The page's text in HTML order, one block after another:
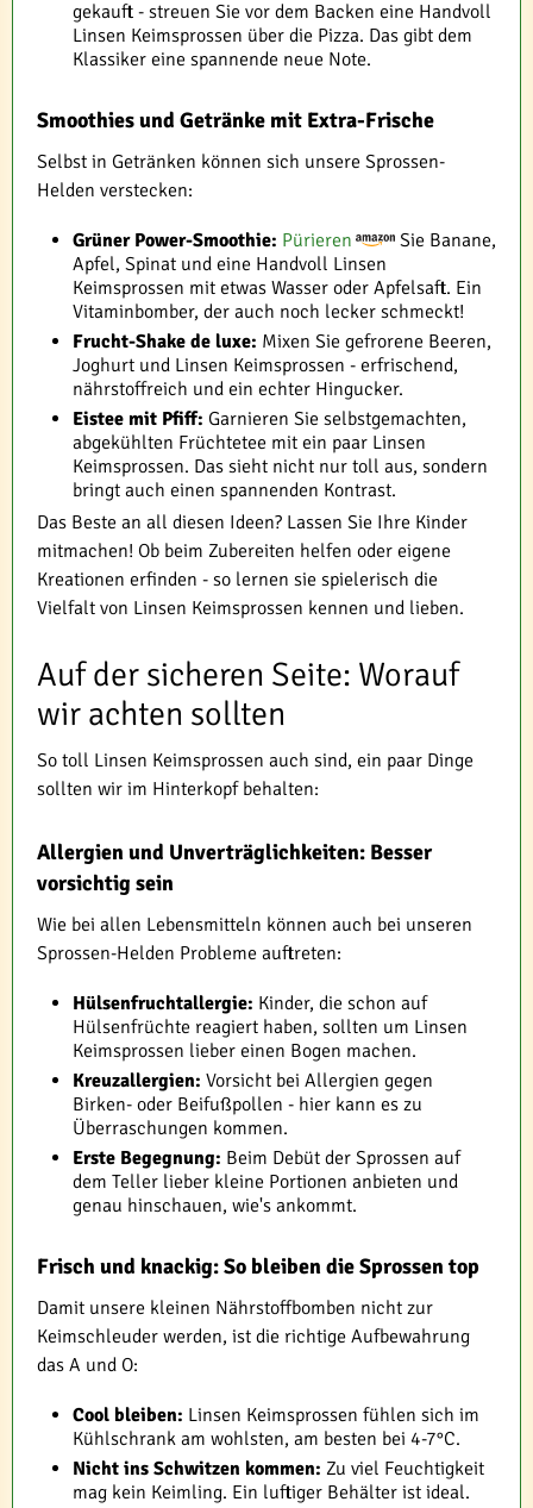
gekauft - streuen Sie vor dem Backen eine Handvoll
Linsen Keimsprossen über die Pizza. Das gibt dem
Klassiker eine spannende neue Note.
Smoothies und Getränke mit Extra-Frische
Selbst in Getränken können sich unsere Sprossen-
Helden verstecken:
Grüner Power-Smoothie: Pürieren
Sie Banane,
Apfel, Spinat und eine Handvoll Linsen
Keimsprossen mit etwas Wasser oder Apfelsaft. Ein
Vitaminbomber, der auch noch lecker schmeckt!
Frucht-Shake de luxe: Mixen Sie gefrorene Beeren,
Joghurt und Linsen Keimsprossen - erfrischend,
nährstoffreich und ein echter Hingucker.
Eistee mit Pfiff: Garnieren Sie selbstgemachten,
abgekühlten Früchtetee mit ein paar Linsen
Keimsprossen. Das sieht nicht nur toll aus, sondern
bringt auch einen spannenden Kontrast.
Das Beste an all diesen Ideen? Lassen Sie Ihre Kinder
mitmachen! Ob beim Zubereiten helfen oder eigene
Kreationen erfinden - so lernen sie spielerisch die
Vielfalt von Linsen Keimsprossen kennen und lieben.
Auf der sicheren Seite: Worauf
wir achten sollten
So toll Linsen Keimsprossen auch sind, ein paar Dinge
sollten wir im Hinterkopf behalten:
Allergien und Unverträglichkeiten: Besser
vorsichtig sein
Wie bei allen Lebensmitteln können auch bei unseren
Sprossen-Helden Probleme auftreten:
Hülsenfruchtallergie: Kinder, die schon auf
Hülsenfrüchte reagiert haben, sollten um Linsen
Keimsprossen lieber einen Bogen machen.
Kreuzallergien: Vorsicht bei Allergien gegen
Birken- oder Beifußpollen - hier kann es zu
Überraschungen kommen.
Erste Begegnung: Beim Debüt der Sprossen auf
dem Teller lieber kleine Portionen anbieten und
genau hinschauen, wie's ankommt.
Frisch und knackig: So bleiben die Sprossen top
Damit unsere kleinen Nährstoffbomben nicht zur
Keimschleuder werden, ist die richtige Aufbewahrung
das A und O:
Cool bleiben: Linsen Keimsprossen fühlen sich im
Kühlschrank am wohlsten, am besten bei 4-7°C.
Nicht ins Schwitzen kommen: Zu viel Feuchtigkeit
mag kein Keimling. Ein luftiger Behälter ist ideal.